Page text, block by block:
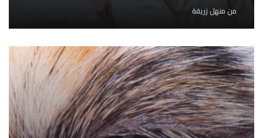
من منهل زريقة